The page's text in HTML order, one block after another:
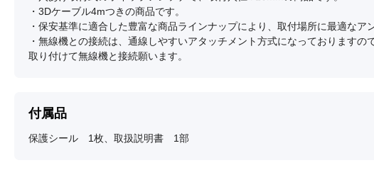
・3Dケーブル4mつきの商品です。
・保安基準に適合した豊富な商品ラインナップにより、取付場所に最適なア
・無線機との接続は、通線しやすいアタッチメント方式になっております
取り付けて無線機と接続願います。
付属品
保護シール 1枚、取扱説明書 1部